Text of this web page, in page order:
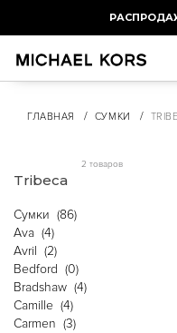
ГЛАВНАЯ / СУМКИ /
Tribeca
2 товаров
Сумки (86)
Ava (4)
Avril (2)
Bedford (0)
Bradshaw (4)
Camille (4)
Carmen (3)